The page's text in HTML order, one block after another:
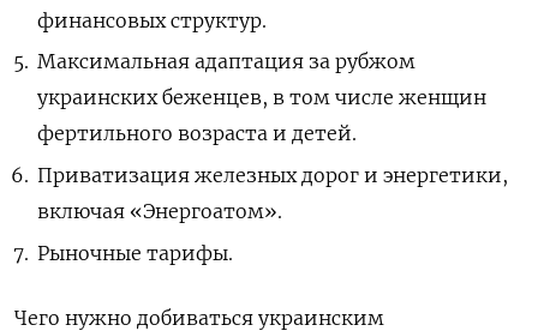
финансовых структур.
Максимальная адаптация за рубжом
украинских беженцев, в том числе женщин
фертильного возраста и детей.
Приватизация железных дорог и энергетики,
включая «Энергоатом».
Рыночные тарифы.
Чего нужно добиваться украинским